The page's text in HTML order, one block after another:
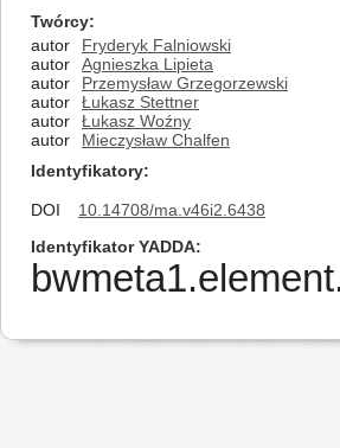
Twórcy
autor
Fryderyk Falniowski
autor
Agnieszka Lipieta
autor
Przemysław Grzegorzewski
autor
Łukasz Stettner
autor
Łukasz Woźny
autor
Mieczysław Chalfen
Identyfikatory
DOI
10.14708/ma.v46i2.6438
Identyfikator YADDA